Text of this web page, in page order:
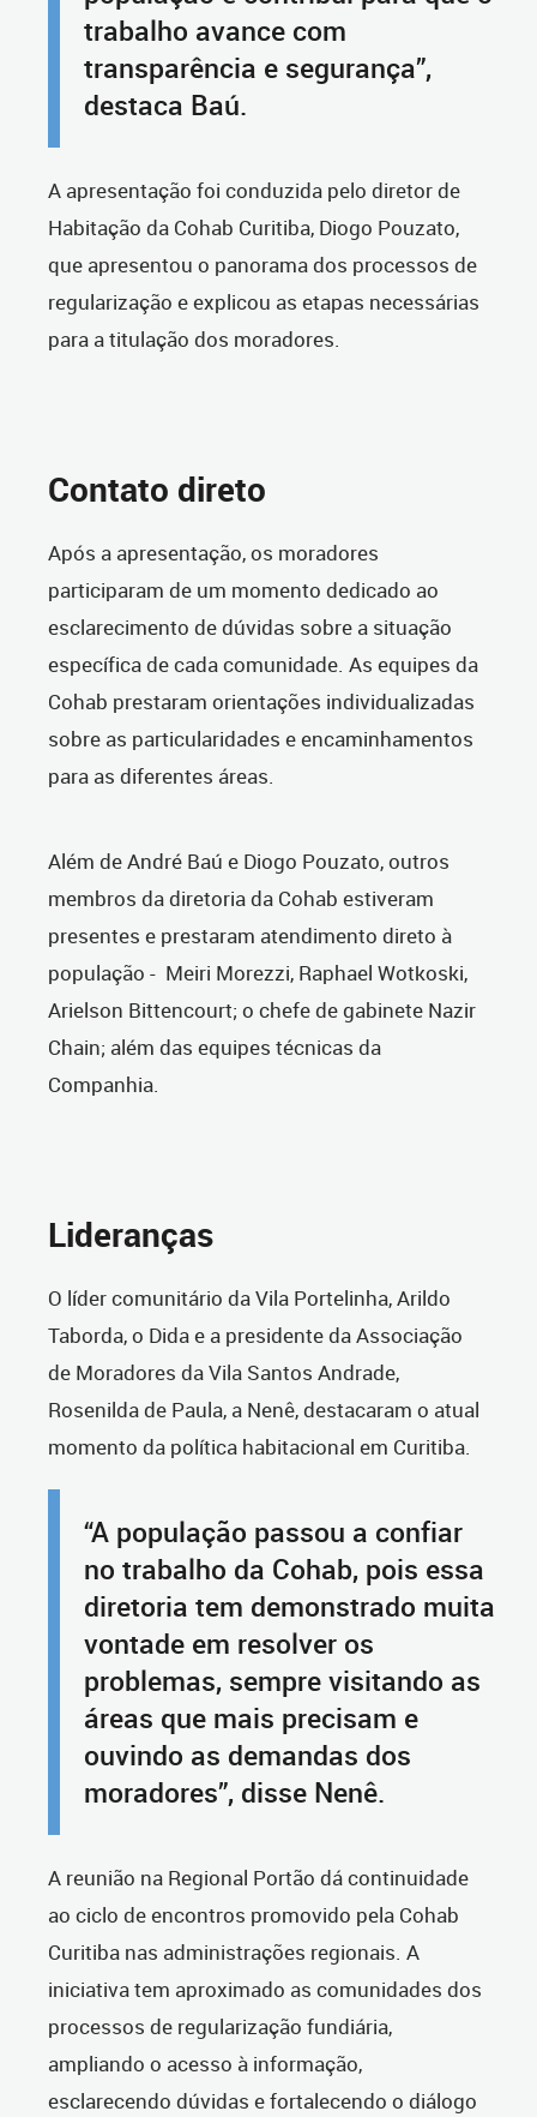
trabalho avance com
transparência e segurança”,
destaca Baú.
A apresentação foi conduzida pelo diretor de
Habitação da Cohab Curitiba, Diogo Pouzato,
que apresentou o panorama dos processos de
regularização e explicou as etapas necessárias
para a titulação dos moradores.
Contato direto
Após a apresentação, os moradores
participaram de um momento dedicado ao
esclarecimento de dúvidas sobre a situação
específica de cada comunidade. As equipes da
Cohab prestaram orientações individualizadas
sobre as particularidades e encaminhamentos
para as diferentes áreas.
Além de André Baú e Diogo Pouzato, outros
membros da diretoria da Cohab estiveram
presentes e prestaram atendimento direto à
população - Meiri Morezzi, Raphael Wotkoski,
Arielson Bittencourt; o chefe de gabinete Nazir
Chain; além das equipes técnicas da
Companhia.
Lideranças
O líder comunitário da Vila Portelinha, Arildo
Taborda, o Dida e a presidente da Associação
de Moradores da Vila Santos Andrade,
Rosenilda de Paula, a Nenê, destacaram o atual
momento da política habitacional em Curitiba.
“A população passou a confiar
no trabalho da Cohab, pois essa
diretoria tem demonstrado muita
vontade em resolver os
problemas, sempre visitando as
áreas que mais precisam e
ouvindo as demandas dos
moradores”, disse Nenê.
A reunião na Regional Portão dá continuidade
ao ciclo de encontros promovido pela Cohab
Curitiba nas administrações regionais. A
iniciativa tem aproximado as comunidades dos
processos de regularização fundiária,
ampliando o acesso à informação,
esclarecendo dúvidas e fortalecendo o diálogo